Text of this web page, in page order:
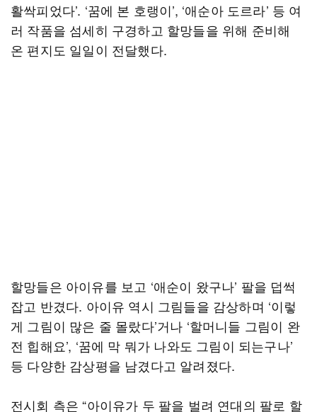
활싹피었다’. ‘꿈에 본 호랭이’, ‘애순아 도르라’ 등 여
러 작품을 섬세히 구경하고 할망들을 위해 준비해
온 편지도 일일이 전달했다.
할망들은 아이유를 보고 ‘애순이 왔구나’ 팔을 덥썩
잡고 반겼다. 아이유 역시 그림들을 감상하며 ‘이렇
게 그림이 많은 줄 몰랐다’거나 ‘할머니들 그림이 완
전 힙해요’, ‘꿈에 막 뭐가 나와도 그림이 되는구나’
등 다양한 감상평을 남겼다고 알려졌다.
전시회 측은 “아이유가 두 팔을 벌려 연대의 팔로 할